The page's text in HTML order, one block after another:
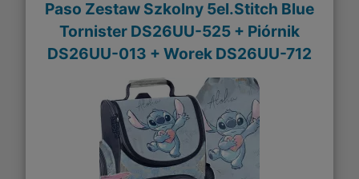
Paso Zestaw Szkolny 5el.Stitch Blue
Tornister DS26UU-525 + Piórnik
DS26UU-013 + Worek DS26UU-712